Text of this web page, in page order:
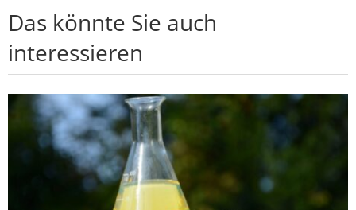
Das könnte Sie auch
interessieren